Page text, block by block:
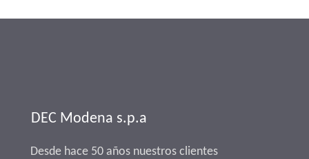
DEC Modena s.p.a
Desde hace 50 años nuestros clientes